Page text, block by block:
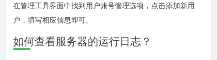
在管理工具界面中找到用户账号管理选项，点击添加新用
户，填写相应信息即可。
如何查看服务器的运行日志？